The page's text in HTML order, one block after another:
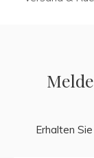
Erhalten